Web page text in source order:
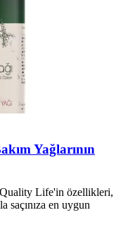
Yağlarının
Quality Life'in özellikleri,
saçınıza en uygun